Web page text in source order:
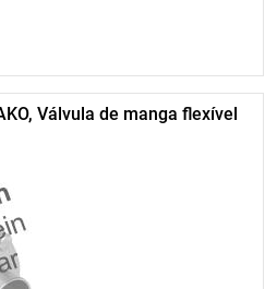
Válvula de manga flexível